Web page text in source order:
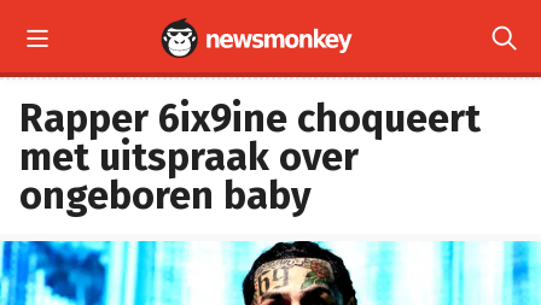
 
Rapper 6ix9ine choqueert
met uitspraak over
ongeboren baby